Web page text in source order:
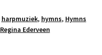
harpmuziek, hymns, Hymns
Regina Ederveen